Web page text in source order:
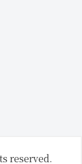
reserved.